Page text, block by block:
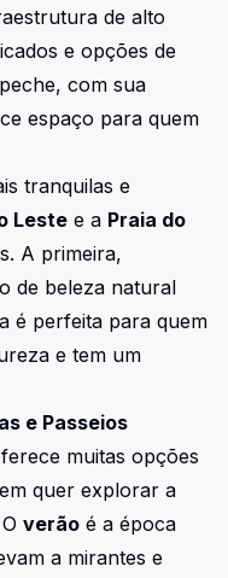
de alto
e opções de
com sua
espaço para quem
tranquilas e
Leste e a Praia do
A primeira,
de beleza natural
é perfeita para quem
e tem um
e Passeios
muitas opções
quer explorar a
verão é a época
a mirantes e